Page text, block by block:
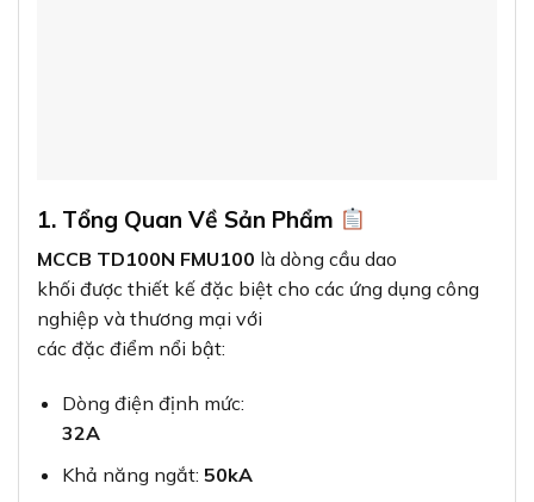
1. Tổng Quan Về Sản Phẩm
MCCB TD100N FMU100 là dòng cầu dao
khối được thiết kế đặc biệt cho các ứng dụng công
nghiệp và thương mại với
các đặc điểm nổi bật:
Dòng điện định mức:
32A
Khả năng ngắt: 50kA